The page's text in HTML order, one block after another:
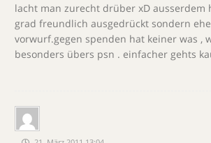
lacht man zurecht drüber xD ausserdem
grad freundlich ausgedrückt sondern
vorwurf.gegen spenden hat keiner was ,
besonders übers psn . einfacher gehts